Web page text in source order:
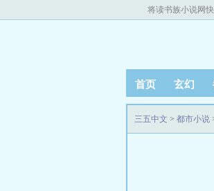
将读书族小说网
首页 玄幻
三五中文 > 都市小说